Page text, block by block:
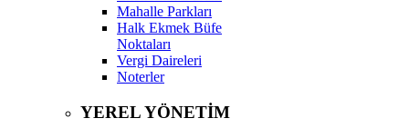
Mahalle Parkları
Halk Ekmek Büfe
Noktaları
Vergi Daireleri
Noterler
YEREL YÖNETİM